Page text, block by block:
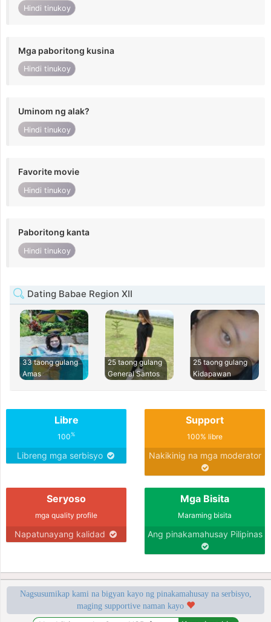
Hindi tinukoy
Mga paboritong kusina
Hindi tinukoy
Uminom ng alak?
Hindi tinukoy
Favorite movie
Hindi tinukoy
Paboritong kanta
Hindi tinukoy
Dating Babae Region XII
33 taong gulang
Amas
25 taong gulang
General Santos
25 taong gulang
Kidapawan
Libre
100%
Libreng mga serbisyo
Support
100% libre
Nakikinig na mga moderator
Seryoso
mga quality profile
Napatunayang kalidad
Mga Bisita
Maraming bisita
Ang pinakamahusay Pilipinas
Nagsusumikap kami na bigyan kayo ng pinakamahusay na serbisyo,
maging supportive naman kayo